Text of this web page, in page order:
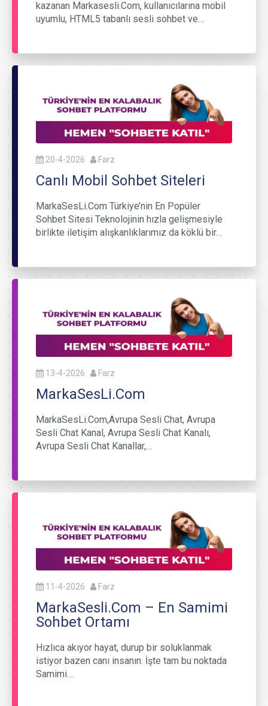
kazanan Markasesli.Com, kullanıcılarına mobil
uyumlu, HTML5 tabanlı sesli sohbet ve…
20-4-2026 Farz
Canlı Mobil Sohbet Siteleri
MarkaSesLi.Com Türkiye’nin En Popüler
Sohbet Sitesi Teknolojinin hızla gelişmesiyle
birlikte iletişim alışkanlıklarımız da köklü bir…
13-4-2026 Farz
MarkaSesLi.Com
MarkaSesLi.Com,Avrupa Sesli Chat, Avrupa
Sesli Chat Kanal, Avrupa Sesli Chat Kanalı,
Avrupa Sesli Chat Kanallar,…
11-4-2026 Farz
MarkaSesli.Com – En Samimi
Sohbet Ortamı
Hızlıca akıyor hayat, durup bir soluklanmak
istiyor bazen canı insanın. İşte tam bu noktada
Samimi…